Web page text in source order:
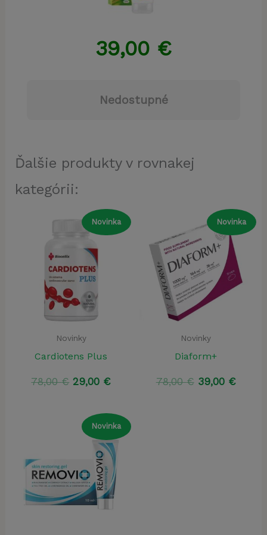
39,00 €
Nedostupné
Ďalšie produkty v rovnakej
kategórii:
Novinka
Novinky
Cardiotens Plus
78,00€ Pôvodná
78,00 €.
29,00 €Aktuálna
29,00 €.
Novinka
Novinky
Diaform+
78,00€ Pôvodná
39,00 €
Novinka